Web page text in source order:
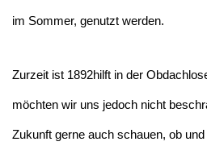
im Sommer, genutzt werden.
Zurzeit ist 1892hilft in der
möchten wir uns jedoch nicht
Zukunft gerne auch schauen, ob